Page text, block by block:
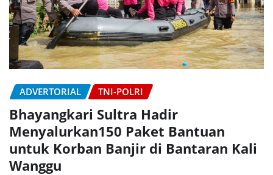
ADVERTORIAL TNI-POLRI
Bhayangkari Sultra Hadir
Menyalurkan150 Paket Bantuan
untuk Korban Banjir di Bantaran Kali
Wanggu